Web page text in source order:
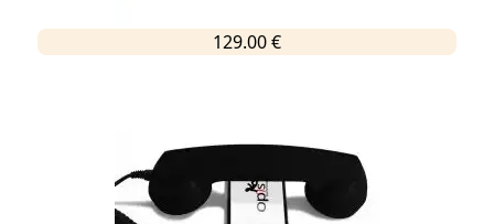
129.00 €